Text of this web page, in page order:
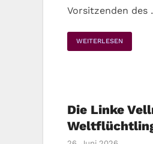
Vorsitzenden des
WEITERLESEN
Die Linke